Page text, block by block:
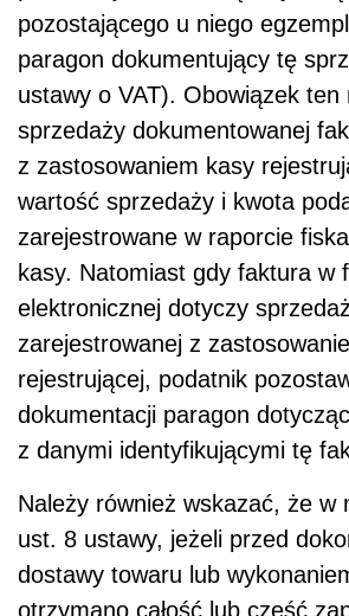
pozostającego u niego
paragon dokumentujący tę
ustawy o VAT). Obowiązek ten
sprzedaży dokumentowanej
z zastosowaniem kasy
wartość sprzedaży i kwota
zarejestrowane w raporcie
kasy. Natomiast gdy faktura w
elektronicznej dotyczy
zarejestrowanej z
rejestrującej, podatnik
dokumentacji paragon
z danymi identyfikującymi tę
Należy również wskazać, że w
ust. 8 ustawy, jeżeli przed
dostawy towaru lub
otrzymano całość lub część